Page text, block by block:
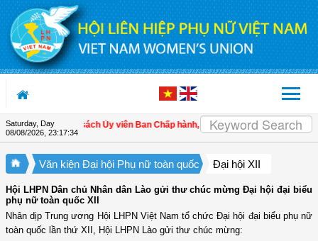
Skip to Content
Saturday, Day
08/08/2026, 23:17:34
Danh sách Ủy viên Ban Chấp hành, Đoàn Chủ tịch và Thường
Văn kiện Đại hội Phụ nữ toàn quốc Đại hội XII
Hội LHPN Dân chủ Nhân dân Lào gửi thư chúc mừng Đại hội đại biểu
phụ nữ toàn quốc XII
Nhân dịp Trung ương Hội LHPN Việt Nam tổ chức Đại hội đại biểu phụ nữ
toàn quốc lần thứ XII, Hội LHPN Lào gửi thư chúc mừng: